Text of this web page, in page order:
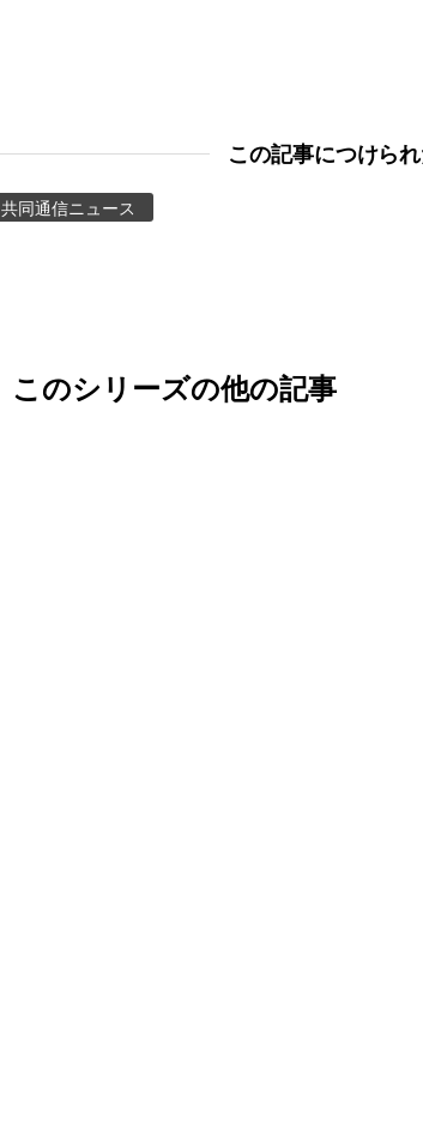
この記事につけら
共同通信ニュース
このシリーズの他の記事